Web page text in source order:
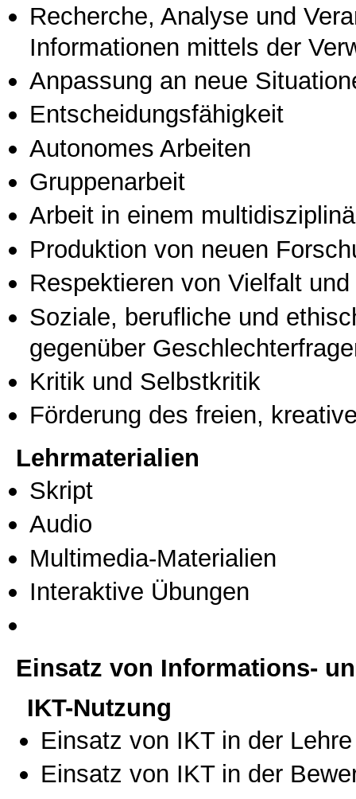
Recherche, Analyse und
Informationen mittels der
Anpassung an neue
Entscheidungsfähigkeit
Autonomes Arbeiten
Gruppenarbeit
Arbeit in einem
Produktion von neuen
Respektieren von Vielfalt
Soziale, berufliche und
gegenüber
Kritik und Selbstkritik
Förderung des freien,
Lehrmaterialien
Skript
Audio
Multimedia-Materialien
Interaktive Übungen
Einsatz von Informations-
IKT-Nutzung
Einsatz von IKT in der Lehre
Einsatz von IKT in der